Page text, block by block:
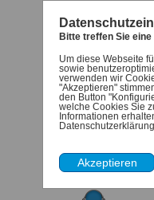
Termine
iCalendar Export
Bitte treffen Sie
Um diese Webseite
sowie
verwenden wir
"Akzeptieren"
den Button
welche Cookies Sie
Informationen